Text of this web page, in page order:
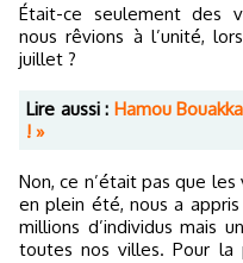
Était-ce seulement des
nous rêvions à l’unité,
juillet ?
Lire aussi : Hamou
! »
Non, ce n’était pas que les vacances ! Car l’équipe de France,
en plein été, nous a
millions d’individus mais
toutes nos villes. Pour la